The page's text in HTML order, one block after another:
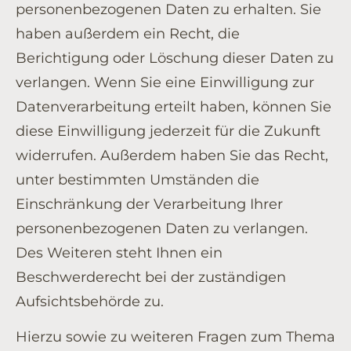
personenbezogenen Daten zu erhalten. Sie
haben außerdem ein Recht, die
Berichtigung oder Löschung dieser Daten zu
verlangen. Wenn Sie eine Einwilligung zur
Datenverarbeitung erteilt haben, können Sie
diese Einwilligung jederzeit für die Zukunft
widerrufen. Außerdem haben Sie das Recht,
unter bestimmten Umständen die
Einschränkung der Verarbeitung Ihrer
personenbezogenen Daten zu verlangen.
Des Weiteren steht Ihnen ein
Beschwerderecht bei der zuständigen
Aufsichtsbehörde zu.
Hierzu sowie zu weiteren Fragen zum Thema